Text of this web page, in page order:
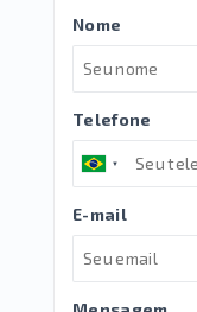
Nome
Telefone
E-mail